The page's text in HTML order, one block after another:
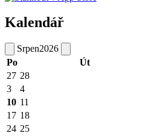
Kalendář
Srpen2026
Po
Út
27 28
3
4
10 11
17 18
24 25